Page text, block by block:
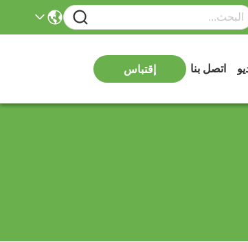
اتصل بنا إقتباس